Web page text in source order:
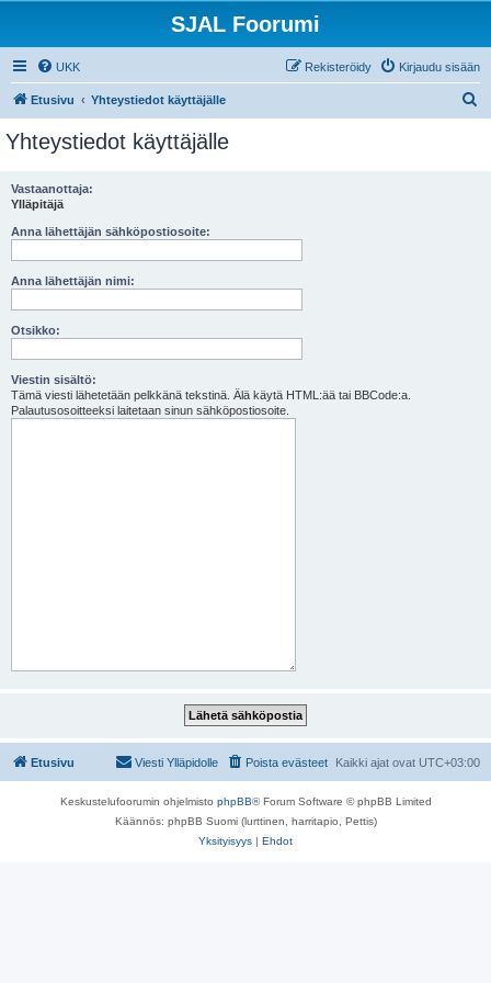
SJAL Foorumi
UKK Kirjaudu sisään
Rekisteröidy
Etusivu Yhteystiedot käyttäjälle
Yhteystiedot käyttäjälle
Vastaanottaja:
Ylläpitäjä
Anna lähettäjän sähköpostiosoite:
Anna lähettäjän nimi:
Otsikko:
Viestin sisältö:
Tämä viesti lähetetään pelkkänä tekstinä. Älä käytä HTML:ää tai BBCode:a.
Palautusosoitteeksi laitetaan sinun sähköpostiosoite.
Etusivu Kaikki ajat ovat UTC+03:00
Poista evästeet
Viesti Ylläpidolle
Keskustelufoorumin ohjelmisto phpBB® Forum Software © phpBB Limited
Käännös: phpBB Suomi (lurttinen, harritapio, Pettis)
Yksityisyys | Ehdot